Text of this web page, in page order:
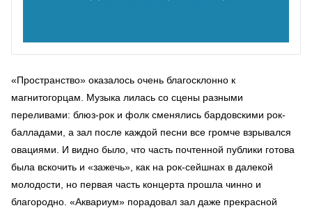
«Пространство» оказалось очень благосклонно к
магнитогорцам. Музыка лилась со сцены разными
переливами: блюз-рок и фолк сменялись бардовскими рок-
балладами, а зал после каждой песни все громче взрывался
овациями. И видно было, что часть почтенной публики готова
была вскочить и «зажечь», как на рок-сейшнах в далекой
молодости, но первая часть концерта прошла чинно и
благородно. «Аквариум» порадовал зал даже прекрасной